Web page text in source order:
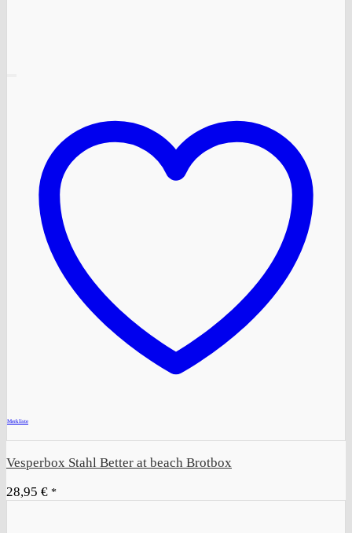
Merkliste
Vesperbox Stahl Better at beach Brotbox
28,95 € *